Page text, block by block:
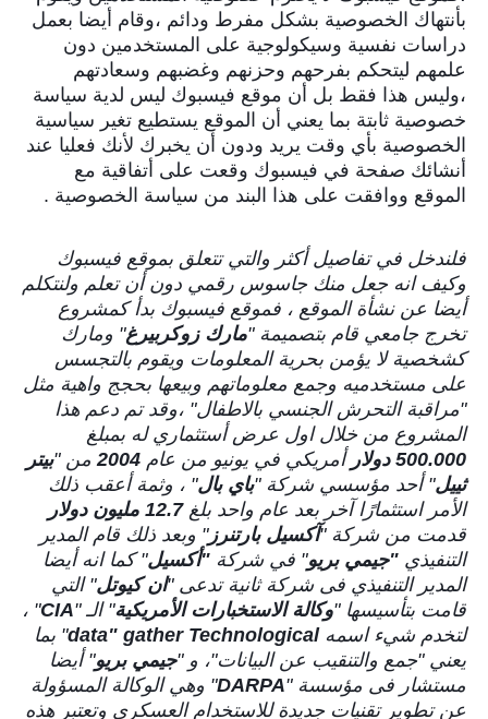
بأنتهاك الخصوصية بشكل مفرط ودائم ،وقام أيضا بعمل
دراسات نفسية وسيكولوجية على المستخدمين دون
علمهم ليتحكم بفرحهم وحزنهم وغضبهم وسعادتهم
،وليس هذا فقط بل أن موقع فيسبوك ليس لدية سياسة
خصوصية ثابتة بما يعني أن الموقع يستطيع تغير سياسية
الخصوصية بأي وقت يريد ودون أن يخبرك لأنك فعليا عند
أنشائك صفحة في فيسبوك وقعت على أتفاقية مع
الموقع ووافقت على هذا البند من سياسة الخصوصية .
فلندخل في تفاصيل أكثر والتي تتعلق بموقع فيسبوك
وكيف انه جعل منك جاسوس رقمي دون أن تعلم ولنتكلم
أيضا عن نشأة الموقع ، فموقع فيسبوك بدأ كمشروع
تخرج جامعي قام بتصميمة "مارك زوكربيرغ" ومارك
كشخصية لا يؤمن بحرية المعلومات ويقوم بالتجسس
على مستخدميه وجمع معلوماتهم وبيعها بحجج واهية مثل
"مراقبة التحرش الجنسي بالاطفال" ،وقد تم دعم هذا
المشروع من خلال اول عرض أستثماري له بمبلغ
500.000 دولار
أمريكي في يونيو من عام 2004 من "بيتر
ثييل" أحد مؤسسي شركة "باي بال" ، وثمة أعقب ذلك
الأمر استثمارًا آخر بعد عام واحد بلغ 12.7 مليون دولار
قدمت من شركة "آكسيل بارتنرز" وبعد ذلك قام المدير
التنفيذي "جيمي بريو" في شركة "أكسيل" كما انه أيضا
المدير التنفيذي فى شركة ثانية تدعى "ان كيوتل" التي
قامت بتأسيسها "وكالة الاستخبارات الأمريكية" الـ "CIA" ،
لتخدم شيء اسمهdata" gather Technological" بما
يعني "جمع والتنقيب عن البيانات"، و "جيمي بريو" أيضا
مستشار فى مؤسسة "DARPA" وهي الوكالة المسؤولة
عن تطوير تقنيات جديدة للاستخدام العسكري وتعتبر هذه